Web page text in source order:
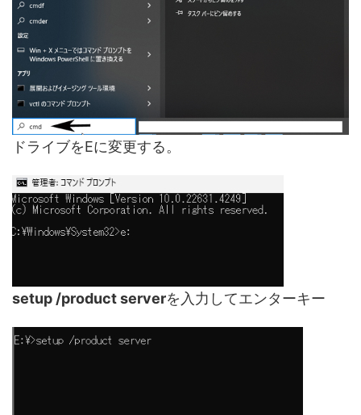
ドライブをEに変更する。
setup /product serverを入力してエンターキー